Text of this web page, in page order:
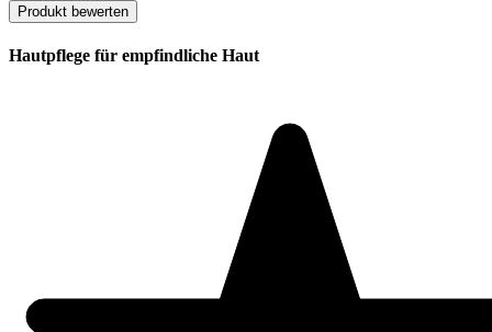
Produkt bewerten
Hautpflege für empfindliche Haut